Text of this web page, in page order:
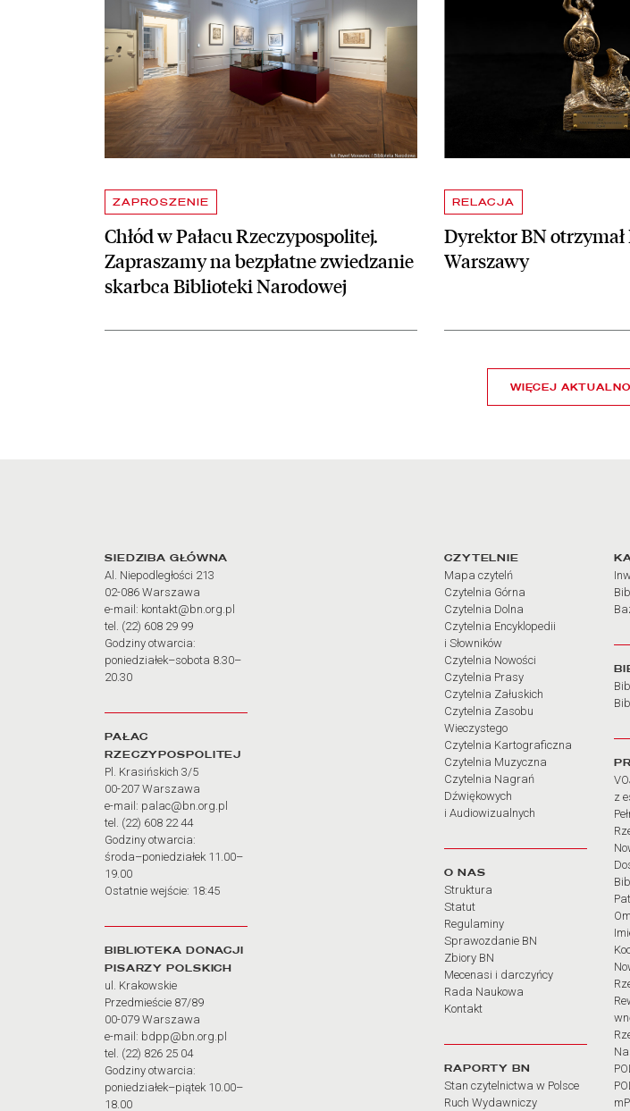
ZAPROSZENIE
Chłód w Pałacu Rzeczypospolitej.
Zapraszamy na bezpłatne zwiedzanie
skarbca Biblioteki Narodowej
RELACJA
Dyrektor BN otrzymał
Warszawy
WIĘCEJ
Adres oraz godziny otwarcia
SIEDZIBA GŁÓWNA
Al. Niepodległości 213
02-086 Warszawa
e-mail: kontakt@bn.org.pl
tel. (22) 608 29 99
Godziny otwarcia:
poniedziałek–sobota 8.30–
20.30
PAŁAC
RZECZYPOSPOLITEJ
Pl. Krasińskich 3/5
00-207 Warszawa
e-mail: palac@bn.org.pl
tel. (22) 608 22 44
Godziny otwarcia:
środa–poniedziałek 11.00–
19.00
Ostatnie wejście: 18:45
BIBLIOTEKA DONACJI
PISARZY POLSKICH
ul. Krakowskie
Przedmieście 87/89
00-079 Warszawa
e-mail: bdpp@bn.org.pl
tel. (22) 826 25 04
Godziny otwarcia:
poniedziałek–piątek 10.00–
18.00
Linki do
CZYTELNIE
Mapa czytelń
Czytelnia Górna
Czytelnia Dolna
Czytelnia Encyklopedii
i Słowników
Czytelnia Nowości
Czytelnia Prasy
Czytelnia Załuskich
Czytelnia Zasobu
Wieczystego
Czytelnia Kartograficzna
Czytelnia Muzyczna
Czytelnia Nagrań
Dźwiękowych
i Audiowizualnych
O NAS
Struktura
Statut
Regulaminy
Sprawozdanie BN
Zbiory BN
Mecenasi i darczyńcy
Rada Naukowa
Kontakt
RAPORTY BN
Stan czytelnictwa w Polsce
Ruch Wydawniczy
z